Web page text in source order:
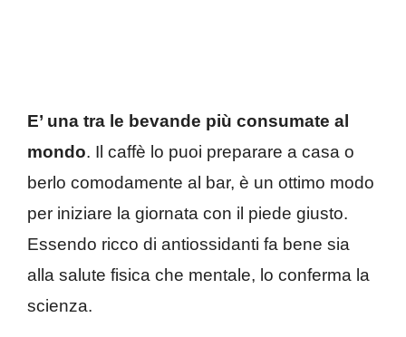
E’ una tra le bevande più consumate al
mondo. Il caffè lo puoi preparare a casa o
berlo comodamente al bar, è un ottimo modo
per iniziare la giornata con il piede giusto.
Essendo ricco di antiossidanti fa bene sia
alla salute fisica che mentale, lo conferma la
scienza.